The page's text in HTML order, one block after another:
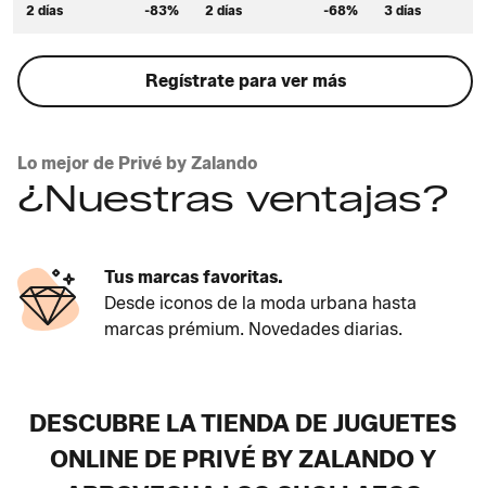
2 días -83% 2 días -68% 3 días
Regístrate para ver más
Lo mejor de Privé by Zalando
¿Nuestras ventajas?
Tus marcas favoritas.
Desde iconos de la moda urbana hasta
marcas prémium. Novedades diarias.
DESCUBRE LA TIENDA DE JUGUETES
ONLINE DE PRIVÉ BY ZALANDO Y